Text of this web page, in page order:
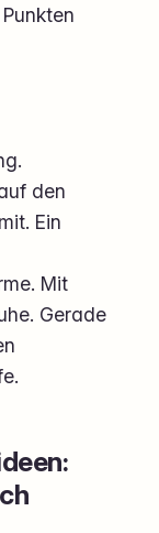
den
Ein
Mit
Gerade